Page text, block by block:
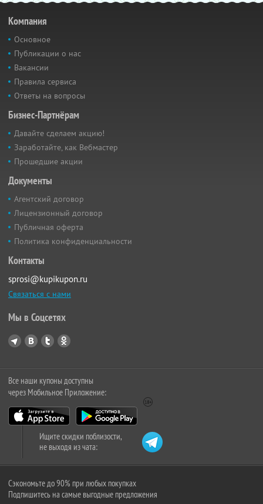
Компания
Основное
Публикации о нас
Вакансии
Правила сервиса
Ответы на вопросы
Бизнес-Партнёрам
Давайте сделаем акцию!
Заработайте, как Вебмастер
Прошедшие акции
Документы
Агентский договор
Лицензионный договор
Публичная оферта
Политика конфиденциальности
Контакты
sprosi@kupikupon.ru
Связаться с нами
Мы в Соцсетях
Все наши купоны доступны
через Мобильное Приложение:
Ищите скидки поблизости,
не выходя из чата:
Сэкономьте до 90% при любых покупках
Подпишитесь на самые выгодные предложения